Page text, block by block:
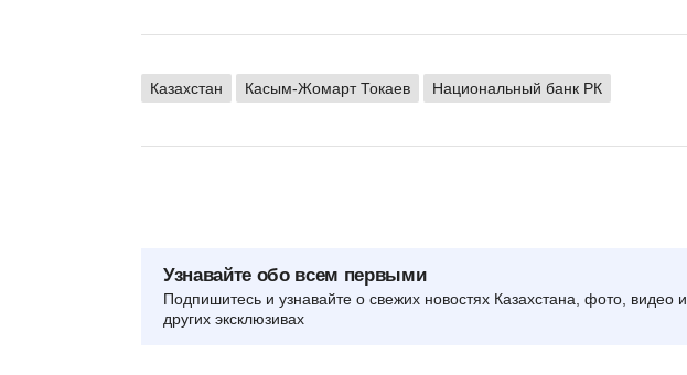
Казахстан Касым-Жомарт Токаев Национальный банк РК
Узнавайте обо всем первыми
Подпишитесь и узнавайте о свежих новостях Казахстана, фото, видео и
других эксклюзивах